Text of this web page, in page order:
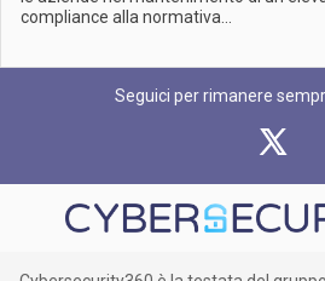
compliance alla normativa...
Seguici per rimanere